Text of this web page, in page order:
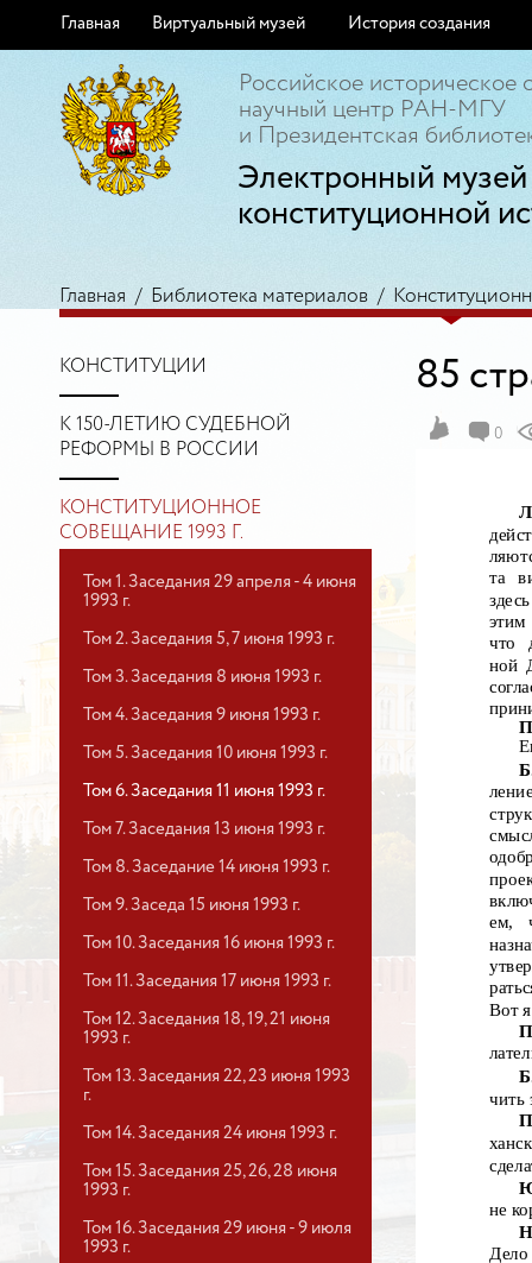
Главная Виртуальный музей История создания
Российское историческое
научный центр РАН-МГУ
и Президентская
Электронный музей
конституционной
Главная / Библиотека материалов /
КОНСТИТУЦИИ
К 150-ЛЕТИЮ СУДЕБНОЙ
РЕФОРМЫ В РОССИИ
КОНСТИТУЦИОННОЕ
СОВЕЩАНИЕ 1993 Г.
Том 1. Заседания 29 апреля - 4 июня
1993 г.
Том 2. Заседания 5, 7 июня 1993 г.
Том 3. Заседания 8 июня 1993 г.
Том 4. Заседания 9 июня 1993 г.
Том 5. Заседания 10 июня 1993 г.
Том 6. Заседания 11 июня 1993 г.
Том 7. Заседания 13 июня 1993 г.
Том 8. Заседание 14 июня 1993 г.
Том 9. Заседа 15 июня 1993 г.
Том 10. Заседания 16 июня 1993 г.
Том 11. Заседания 17 июня 1993 г.
Том 12. Заседания 18, 19, 21 июня
1993 г.
Том 13. Заседания 22, 23 июня 1993
г.
Том 14. Заседания 24 июня 1993 г.
Том 15. Заседания 25, 26, 28 июня
1993 г.
Том 16. Заседания 29 июня - 9 июля
1993 г.
85
0
та
этим
что
ной
ем,
Вот
чить
не